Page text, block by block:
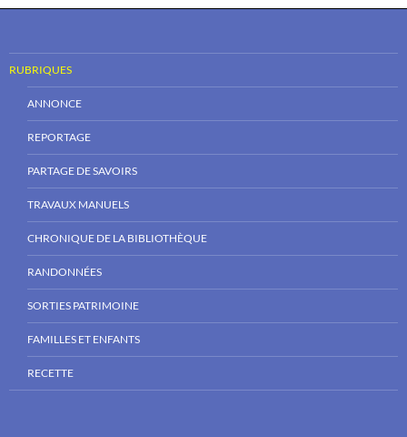
RUBRIQUES
ANNONCE
REPORTAGE
PARTAGE DE SAVOIRS
TRAVAUX MANUELS
CHRONIQUE DE LA BIBLIOTHÈQUE
RANDONNÉES
SORTIES PATRIMOINE
FAMILLES ET ENFANTS
RECETTE